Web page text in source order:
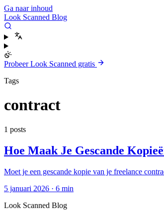
Ga naar inhoud
Look Scanned Blog
Probeer Look Scanned gratis
Tags
contract
1 posts
Hoe Maak Je Gescande
Moet je een gescande kopie van je freelance
5 januari 2026 · 6 min
Look Scanned Blog